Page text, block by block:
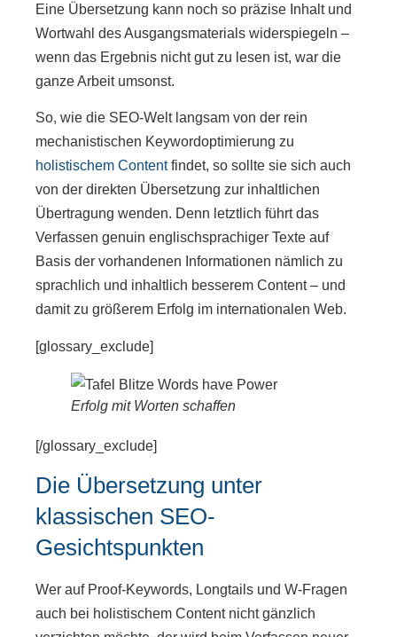
Eine Übersetzung kann noch so präzise Inhalt und
Wortwahl des Ausgangsmaterials widerspiegeln –
wenn das Ergebnis nicht gut zu lesen ist, war die
ganze Arbeit umsonst.
So, wie die SEO-Welt langsam von der rein
mechanistischen Keywordoptimierung zu
holistischem Contentfindet, so sollte sie sich auch
von der direkten Übersetzung zur inhaltlichen
Übertragung wenden. Denn letztlich führt das
Verfassen genuin englischsprachiger Texte auf
Basis der vorhandenen Informationen nämlich zu
sprachlich und inhaltlich besserem Content – und
damit zu größerem Erfolg im internationalen Web.
[glossary_exclude]
Erfolg mit Worten schaffen
[/glossary_exclude]
Die Übersetzung unter
klassischen SEO-
Gesichtspunkten
Wer auf Proof-Keywords, Longtails und W-Fragen
auch bei holistischem Content nicht gänzlich